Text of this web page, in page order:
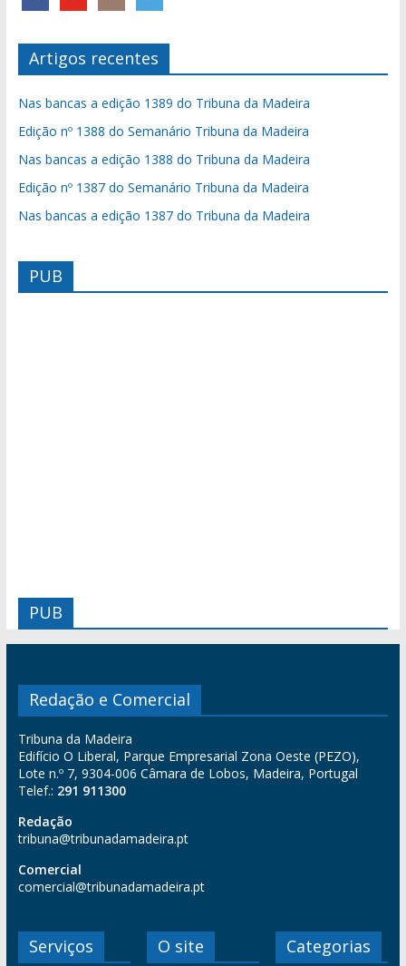
Artigos recentes
Nas bancas a edição 1389 do Tribuna da Madeira
Edição nº 1388 do Semanário Tribuna da Madeira
Nas bancas a edição 1388 do Tribuna da Madeira
Edição nº 1387 do Semanário Tribuna da Madeira
Nas bancas a edição 1387 do Tribuna da Madeira
PUB
PUB
Redação e Comercial
Tribuna da Madeira
Edifício O Liberal, Parque Empresarial Zona Oeste (PEZO),
Lote n.º 7, 9304-006 Câmara de Lobos, Madeira, Portugal
Telef.: 291 911300
Redação
tribuna@tribunadamadeira.pt
Comercial
comercial@tribunadamadeira.pt
Serviços O site Categorias